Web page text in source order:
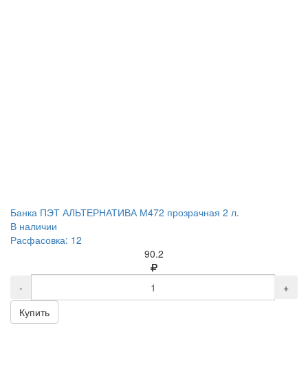
Банка ПЭТ АЛЬТЕРНАТИВА М472 прозрачная 2 л.
В наличии
Расфасовка: 12
90.2
-
+
Купить